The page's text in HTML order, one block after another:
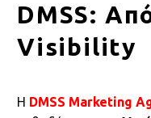
DMSS:
Visibility
Η DMSS Marketing